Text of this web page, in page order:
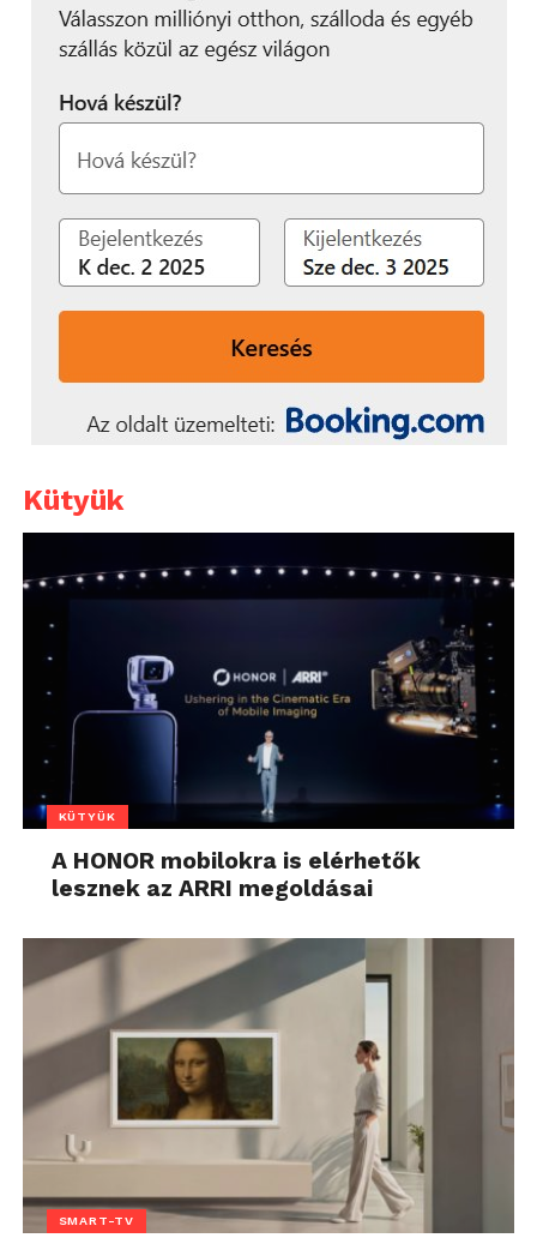
Kütyük
KÜTYÜK
A HONOR mobilokra is elérhetők
lesznek az ARRI megoldásai
SMART-TV